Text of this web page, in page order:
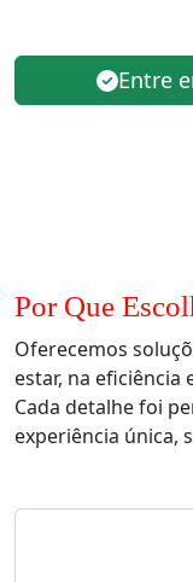
Entre
Por Que
Oferecemos
estar, na eficiência
Cada detalhe foi
experiência única,